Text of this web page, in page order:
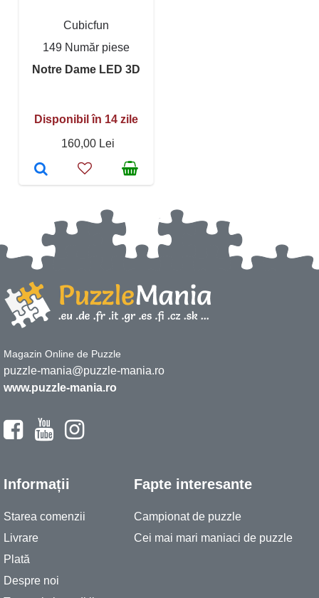
Cubicfun
149 Număr piese
Notre Dame LED 3D
Disponibil în 14 zile
160,00 Lei
Magazin Online de Puzzle
puzzle-mania@puzzle-mania.ro
www.puzzle-mania.ro
Informații
Starea comenzii
Livrare
Plată
Despre noi
Fapte interesante
Campionat de puzzle
Cei mai mari maniaci de puzzle